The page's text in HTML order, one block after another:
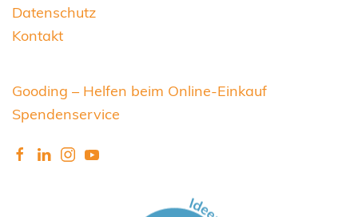
Datenschutz
Kontakt
Gooding – Helfen beim Online-Einkauf
Spendenservice